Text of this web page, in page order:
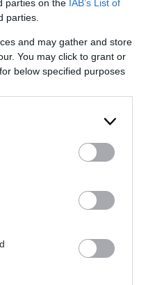
parties on the IAB’s List of
parties.
and may gather and store
You may click to grant or
below specified purposes
"Επί
τη
"Είναι